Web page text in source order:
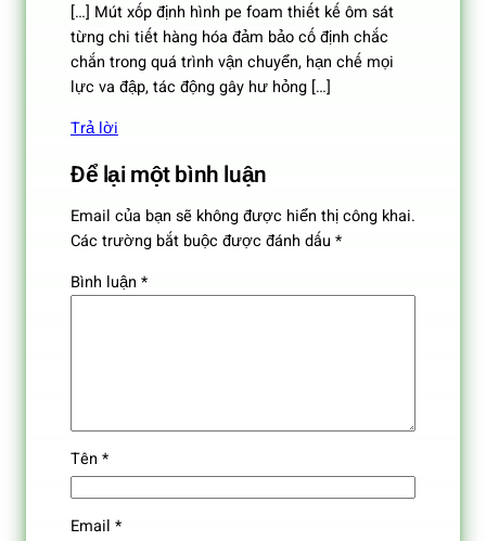
[…] Mút xốp định hình pe foam thiết kế ôm sát
từng chi tiết hàng hóa đảm bảo cố định chắc
chắn trong quá trình vận chuyển, hạn chế mọi
lực va đập, tác động gây hư hỏng […]
Trả lời
Để lại một bình luận
Email của bạn sẽ không được hiển thị công khai.
Các trường bắt buộc được đánh dấu *
Bình luận *
Tên *
Email *